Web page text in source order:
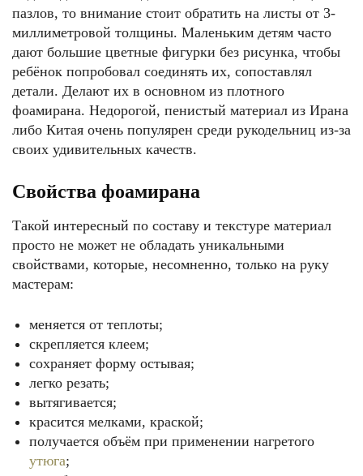
пазлов, то внимание стоит обратить на листы от 3-
миллиметровой толщины. Маленьким детям часто
дают большие цветные фигурки без рисунка, чтобы
ребёнок попробовал соединять их, сопоставлял
детали. Делают их в основном из плотного
фоамирана. Недорогой, пенистый материал из Ирана
либо Китая очень популярен среди рукодельниц из-за
своих удивительных качеств.
Свойства фоамирана
Такой интересный по составу и текстуре материал
просто не может не обладать уникальными
свойствами, которые, несомненно, только на руку
мастерам:
меняется от теплоты;
скрепляется клеем;
сохраняет форму остывая;
легко резать;
вытягивается;
красится мелками, краской;
получается объём при применении нагретого
утюга;